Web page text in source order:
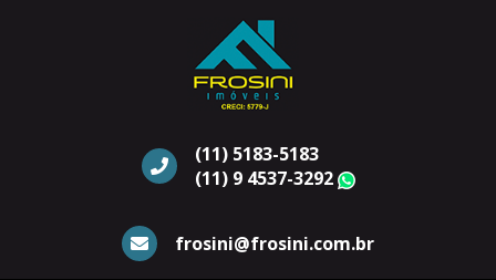
(11) 5183-5183
(11) 9 4537-3292
frosini@frosini.com.br